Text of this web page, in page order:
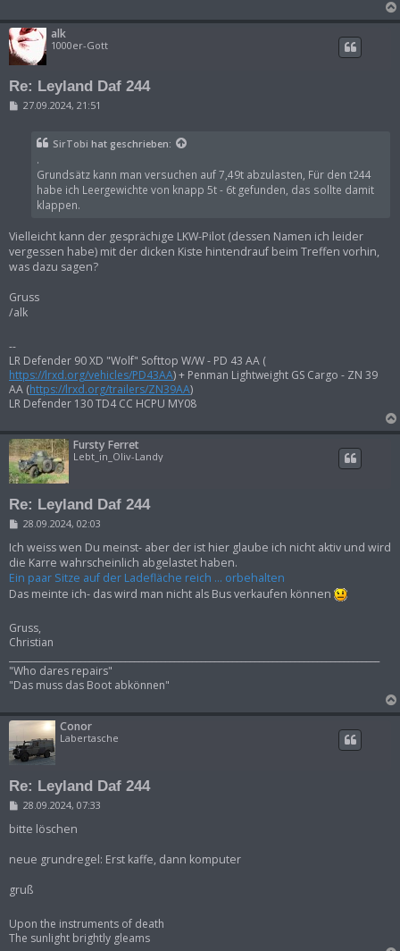
alk
1000er-Gott
Re: Leyland Daf 244
B27.09.2024, 21:51
SirTobi hat geschrieben:
.
Grundsätz kann man versuchen auf 7,49t abzulasten, Für den t244
habe ich Leergewichte von knapp 5t - 6t gefunden, das sollte damit
klappen.
Vielleicht kann der gesprächige LKW-Pilot (dessen Namen ich leider
vergessen habe) mit der dicken Kiste hintendrauf beim Treffen vorhin,
was dazu sagen?
Gruss
/alk
--
LR Defender 90 XD "Wolf" Softtop W/W - PD 43 AA (
https://lrxd.org/vehicles/PD43AA) + Penman Lightweight GS Cargo - ZN 39
AA (https://lrxd.org/trailers/ZN39AA)
LR Defender 130 TD4 CC HCPU MY08
Fursty Ferret
Lebt_in_Oliv-Landy
Re: Leyland Daf 244
B
i
t
r
a
g
28.09.2024, 02:03
Ich weiss wen Du meinst- aber der ist hier glaube ich nicht aktiv und wird
die Karre wahrscheinlich abgelastet haben.
Ein paar Sitze auf der Ladefläche reich ... orbehalten
Das meinte ich- das wird man nicht als Bus verkaufen können
Gruss,
Christian
"Who dares repairs"
"Das muss das Boot abkönnen"
Conor
Labertasche
Re: Leyland Daf 244
B
i
a
28.09.2024, 07:33
bitte löschen
neue grundregel: Erst kaffe, dann komputer
gruß
Upon the instruments of death
The sunlight brightly gleams